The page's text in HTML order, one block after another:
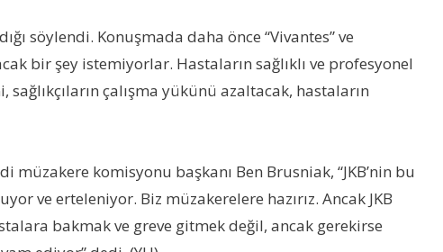
söylendi. Konuşmada daha önce “Vivantes” ve
bir şey istemiyorlar. Hastaların sağlıklı ve profesyonel
çalışma yükünü azaltacak, hastaların
komisyonu başkanı Ben Brusniak, “JKB’nin bu
ve erteleniyor. Biz müzakerelere hazırız. Ancak JKB
bakmak ve greve gitmek değil, ancak gerekirse